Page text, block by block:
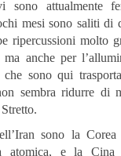
sono attualmente
mesi sono saliti
ripercussioni molto
ma anche per
sono qui
sembra ridurre di
sono la Corea
atomica, e la Cina